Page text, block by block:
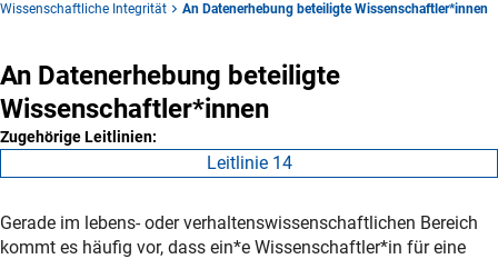
Wissenschaftliche Integrität An Datenerhebung beteiligte Wissenschaftler*innen
An Datenerhebung beteiligte
Wissenschaftler*innen
Zugehörige Leitlinien:
Leitlinie 14
Gerade im lebens- oder verhaltenswissenschaftlichen Bereich
kommt es häufig vor, dass ein*e Wissenschaftler*in für eine